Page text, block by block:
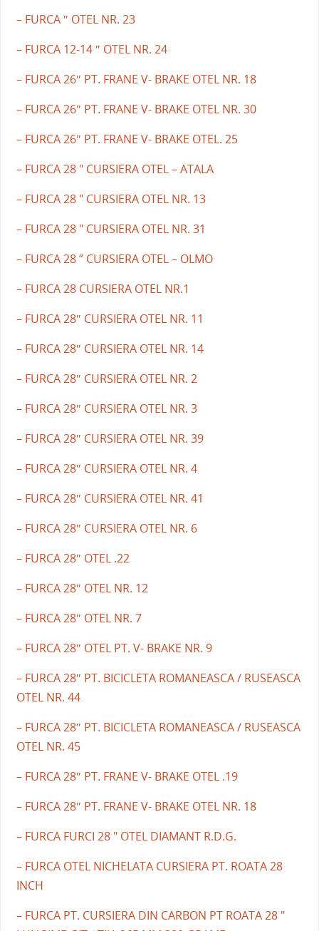
– FURCA ″ OTEL NR. 23
– FURCA 12-14 ″ OTEL NR. 24
– FURCA 26″ PT. FRANE V- BRAKE OTEL NR. 18
– FURCA 26″ PT. FRANE V- BRAKE OTEL NR. 30
– FURCA 26″ PT. FRANE V- BRAKE OTEL. 25
– FURCA 28 " CURSIERA OTEL – ATALA
– FURCA 28 " CURSIERA OTEL NR. 13
– FURCA 28 " CURSIERA OTEL NR. 31
– FURCA 28 ” CURSIERA OTEL – OLMO
– FURCA 28 CURSIERA OTEL NR.1
– FURCA 28″ CURSIERA OTEL NR. 11
– FURCA 28″ CURSIERA OTEL NR. 14
– FURCA 28″ CURSIERA OTEL NR. 2
– FURCA 28″ CURSIERA OTEL NR. 3
– FURCA 28″ CURSIERA OTEL NR. 39
– FURCA 28″ CURSIERA OTEL NR. 4
– FURCA 28″ CURSIERA OTEL NR. 41
– FURCA 28″ CURSIERA OTEL NR. 6
– FURCA 28″ OTEL .22
– FURCA 28″ OTEL NR. 12
– FURCA 28″ OTEL NR. 7
– FURCA 28″ OTEL PT. V- BRAKE NR. 9
– FURCA 28″ PT. BICICLETA ROMANEASCA / RUSEASCA
OTEL NR. 44
– FURCA 28″ PT. BICICLETA ROMANEASCA / RUSEASCA
OTEL NR. 45
– FURCA 28″ PT. FRANE V- BRAKE OTEL .19
– FURCA 28″ PT. FRANE V- BRAKE OTEL NR. 18
– FURCA FURCI 28 " OTEL DIAMANT R.D.G.
– FURCA OTEL NICHELATA CURSIERA PT. ROATA 28
INCH
– FURCA PT. CURSIERA DIN CARBON PT ROATA 28 "